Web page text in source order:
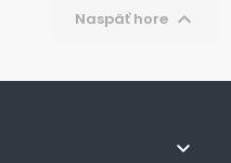
Naspäť hore 
